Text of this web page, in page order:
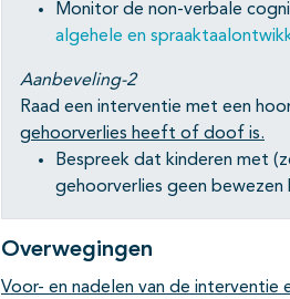
Monitor de non-verbale
algehele en
Aanbeveling-2
Raad een interventie met een
gehoorverlies heeft of doof is.
Bespreek dat kinderen met
gehoorverlies geen
Overwegingen
Voor- en nadelen van de interventie